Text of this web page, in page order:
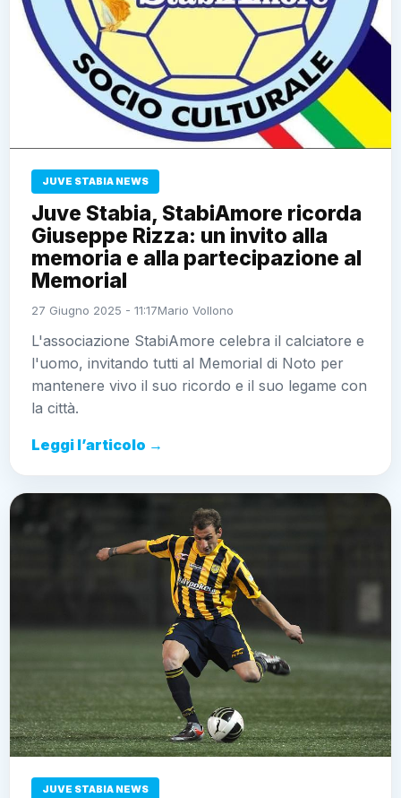
JUVE STABIA NEWS
Juve Stabia, StabiAmore ricorda
Giuseppe Rizza: un invito alla
memoria e alla partecipazione al
Memorial
27 Giugno 2025 - 11:17Mario Vollono
L'associazione StabiAmore celebra il calciatore e
l'uomo, invitando tutti al Memorial di Noto per
mantenere vivo il suo ricordo e il suo legame con
la città.
Leggi l’articolo →
JUVE STABIA NEWS